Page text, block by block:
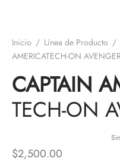
Inicio / Línea de Producto /
AMERICATECH-ON
CAPTAIN
TECH-ON
$2,500.00